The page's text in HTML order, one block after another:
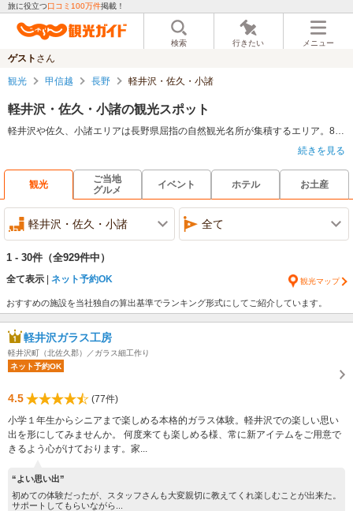
旅に役立つ口コミ100万件掲載！
検索 行きたい メニュー
ゲスト さん
観光 甲信越 長野 軽井沢・佐久・小諸
軽井沢・佐久・小諸の観光スポット
軽井沢や佐久、小諸エリアは長野県屈指の自然観光名所が集積するエリア。8000本あまりのツツジが咲き乱れる高峰高原や、バードウォッチングや散策も楽しめる軽井沢レイクガーデンなどはおすすめの名所なため一度は訪れておきたい。豪快かつ繊細な紅葉美が楽しめる布引渓谷の景観は正に絶景で、リピーターとなって訪れる方は後を絶たない。また、紅葉だけでなく春には桜の名所となる。
続きを見る
観光
ご当地
グルメ
イベント ホテル お土産
軽井沢・佐久・小諸 全て
1 - 30件 （全929件中）
全て表示 ネット予約OK 観光マップ
おすすめの施設を当社独自の算出基準でランキング形式にしてご紹介しています。
軽井沢ガラス工房
軽井沢町（北佐久郡）／ガラス細工作り
ネット予約OK
4.5
(77件)
小学１年生からシニアまで楽しめる本格的ガラス体験。軽井沢での楽しい思い
出を形にしてみませんか。 何度来ても楽しめる様、常に新アイテムをご用意で
きるよう心がけております。家...
“よい思い出”
初めての体験だったが、スタッフさんも大変親切に教えてくれ楽しむことが出来た。
サポートしてもらいながら...